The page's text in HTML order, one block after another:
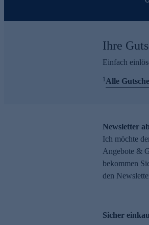
Ihre
Einfach
1Alle
Newsletter
Ich möchte
Angebote &
bekommen
den
Sicher